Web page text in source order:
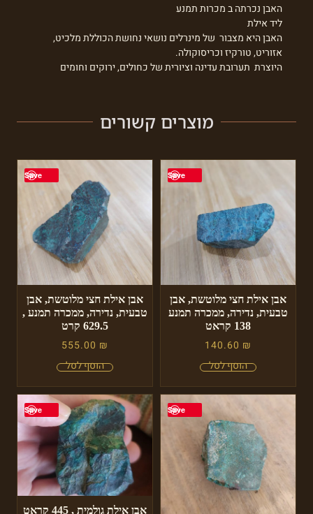
האבן נכרתה ב מכרות תמנע
ליד אילת
האבן היא מצבור של מינרלים נושאי נחושת הכוללת מלכיט,
אזוריט, טורקיז וכריסוקולה.
היוצרת תערובת עדינה וציורית של כחולים, ירוקים וחומים
מוצרים קשורים
Save
אבן אילת חצי מלוטשת, אבן
טבעית, נדירה, ממכרה תמנע
138 קראט
140.60 ₪
Save
אבן אילת חצי מלוטשת, אבן
טבעית, נדירה, ממכרה תמנע ,
629.5 קרט
555.00 ₪
Save
Save
אבן אילת גולמית , 445 קראט